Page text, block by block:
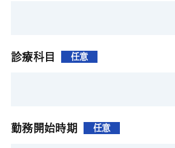
診療科目 任意
勤務開始時期 任意